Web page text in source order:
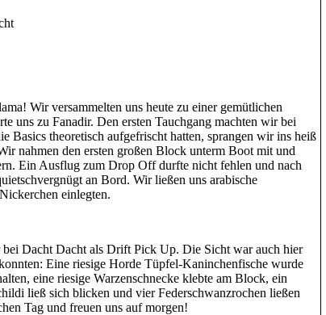
Wir versammelten uns heute zu einer gemütlichen
uns zu Fanadir. Den ersten Tauchgang machten wir bei
Basics theoretisch aufgefrischt hatten, sprangen wir ins heiß
nahmen den ersten großen Block unterm Boot mit und
Ein Ausflug zum Drop Off durfte nicht fehlen und nach
an Bord. Wir ließen uns arabische
einlegten.
Dacht Dacht als Drift Pick Up. Die Sicht war auch hier
Eine riesige Horde Tüpfel-Kaninchenfische wurde
eine riesige Warzenschnecke klebte am Block, ein
ließ sich blicken und vier Federschwanzrochen ließen
Tag und freuen uns auf morgen!